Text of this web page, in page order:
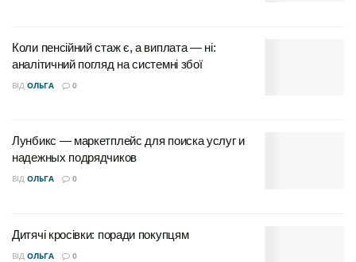
Коли пенсійний стаж є, а виплата — ні:
аналітичний погляд на системні збої
ВІД ОЛЬГА 0
Лунбикс — маркетплейс для поиска услуг и
надежных подрядчиков
ВІД ОЛЬГА 0
Дитячі кросівки: поради покупцям
ВІД ОЛЬГА 0